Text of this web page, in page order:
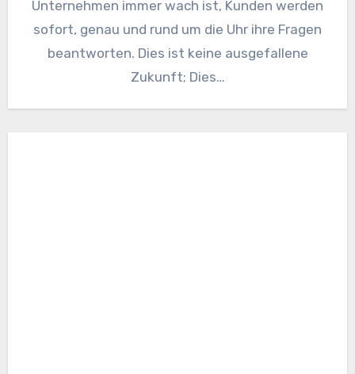
Unternehmen immer wach ist, Kunden werden
sofort, genau und rund um die Uhr ihre Fragen
beantworten. Dies ist keine ausgefallene
Zukunft; Dies…